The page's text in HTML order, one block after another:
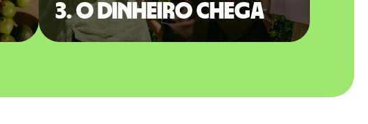
3. O dinheiro chega